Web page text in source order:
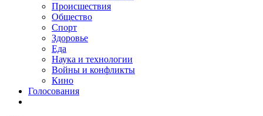
Происшествия
Общество
Спорт
Здоровье
Еда
Наука и технологии
Войны и конфликты
Кино
Голосования